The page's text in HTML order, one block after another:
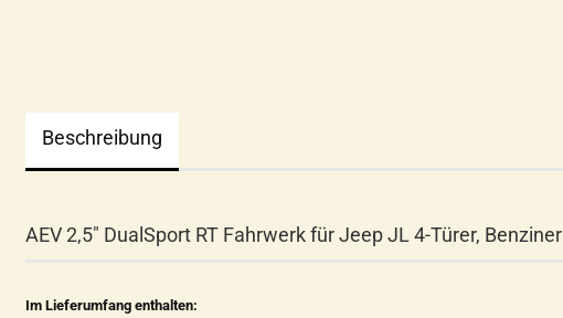
Beschreibung
AEV 2,5" DualSport RT Fahrwerk für Jeep JL 4-Türer, Benziner
Im Lieferumfang enthalten: